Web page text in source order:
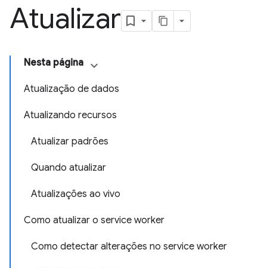
Atualizar
Nesta página
Atualização de dados
Atualizando recursos
Atualizar padrões
Quando atualizar
Atualizações ao vivo
Como atualizar o service worker
Como detectar alterações no service worker